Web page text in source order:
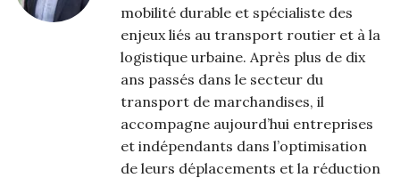
mobilité durable et spécialiste des
enjeux liés au transport routier et à la
logistique urbaine. Après plus de dix
ans passés dans le secteur du
transport de marchandises, il
accompagne aujourd’hui entreprises
et indépendants dans l’optimisation
de leurs déplacements et la réduction